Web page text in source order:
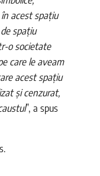
acest spațiu
spațiu
o societate
care le aveam
acest spațiu
și cenzurat,
”, a spus